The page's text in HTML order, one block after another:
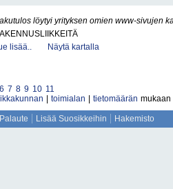
löytyi yrityksen omien www-sivujen
lisää..
Näytä kartalla
6 7 8 9 10 11
toimialan tietomäärän mukaan
Palaute Lisää Suosikkeihin Hakemisto